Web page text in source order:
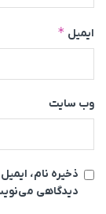
ایمیل *
وب‌ سایت
ذخیره نام،
دیدگاهی